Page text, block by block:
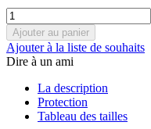
Ajouter à la liste de souhaits
Dire à un ami
La description
Protection
Tableau des tailles